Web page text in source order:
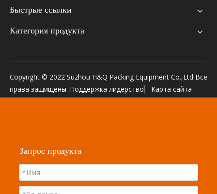
Быстрые ссылки
Категория продукта
Copyright © 2022 Suzhou H&Q Packing Equipment Co.,Ltd Все
права защищены. Поддержка лидерство Карта сайта
Запрос продукта